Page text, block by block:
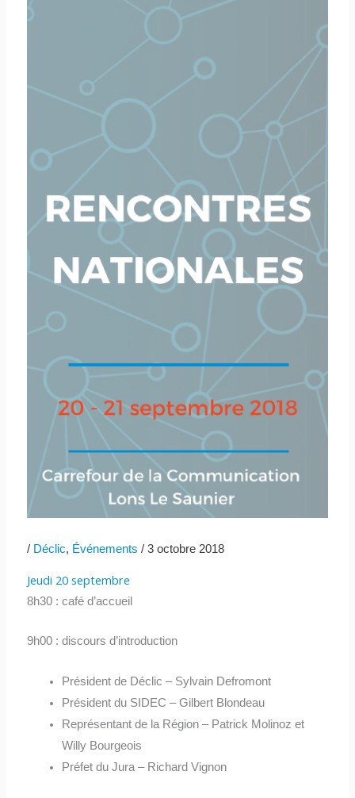
/ Déclic, Événements /3 octobre 2018
Jeudi 20 septembre
8h30 : café d’accueil
9h00 : discours d’introduction
Président de Déclic – Sylvain Defromont
Président du SIDEC – Gilbert Blondeau
Représentant de la Région – Patrick Molinoz et
Willy Bourgeois
Préfet du Jura – Richard Vignon